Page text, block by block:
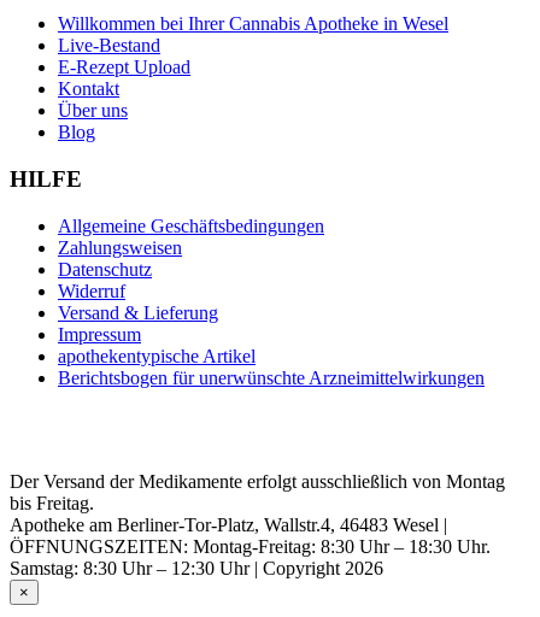
Willkommen bei Ihrer Cannabis Apotheke in Wesel
Live-Bestand
E-Rezept Upload
Kontakt
Über uns
Blog
HILFE
Allgemeine Geschäftsbedingungen
Zahlungsweisen
Datenschutz
Widerruf
Versand & Lieferung
Impressum
apothekentypische Artikel
Berichtsbogen für unerwünschte Arzneimittelwirkungen
Der Versand der Medikamente erfolgt ausschließlich von Montag
bis Freitag.
Apotheke am Berliner-Tor-Platz, Wallstr.4, 46483 Wesel |
ÖFFNUNGSZEITEN: Montag-Freitag: 8:30 Uhr – 18:30 Uhr.
Samstag: 8:30 Uhr – 12:30 Uhr | Copyright 2026
×